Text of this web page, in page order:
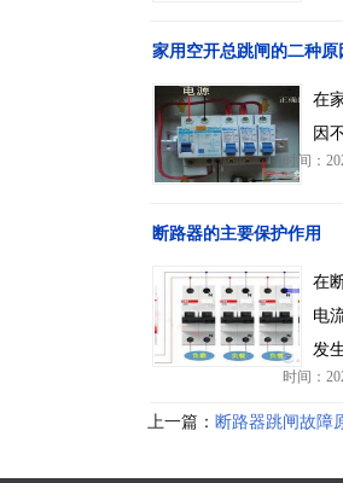
家用空开总跳闸的二种原
在
因
时间：
断路器的主要保护作用
在
电
发
时间：
上一篇： 断路器跳闸故障